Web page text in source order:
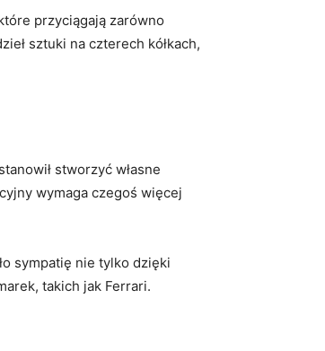
przyciągają zarówno
sztuki na czterech kółkach,
stworzyć własne
wymaga czegoś⁤ więcej
sympatię nie ​tylko dzięki
takich jak Ferrari.